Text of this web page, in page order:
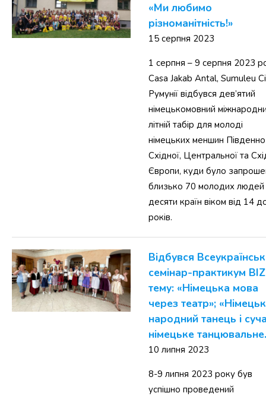
«Ми любимо
різноманітність!»
15 серпня 2023
1 серпня – 9 серпня 2023
Casa Jakab Antal, Sumuleu
Румунії відбувся дев’ятий
німецькомовний
літній табір для молоді
німецьких меншин
Східної, Центральної та
Європи, куди було
близько 70 молодих людей
десяти країн віком від 14
років.
Відбувся
семінар-практикум
тему: «Німецька мова
через театр»;
народний танець і
німецьке
10 липня 2023
8-9 липня 2023 року був
успішно проведений